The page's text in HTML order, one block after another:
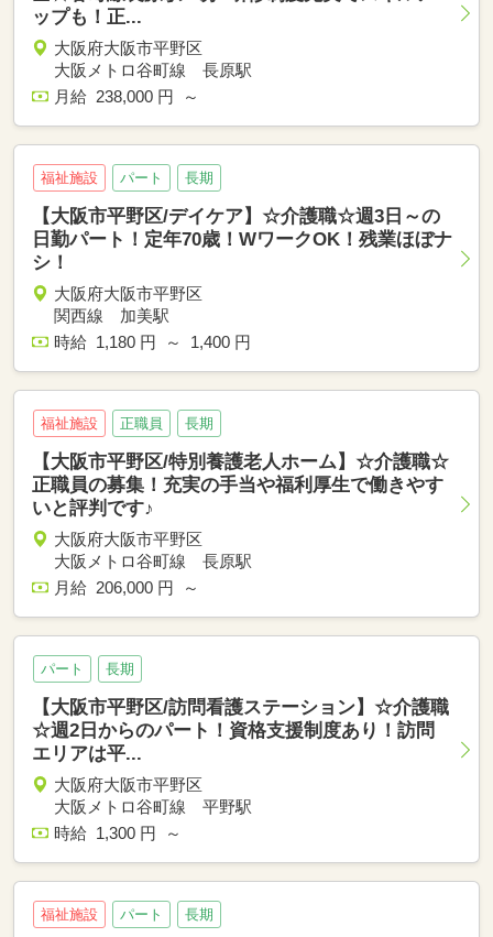
ップも！正...
大阪府大阪市平野区
大阪メトロ谷町線 長原駅
月給 238,000 円 ～
福祉施設 パート 長期
【大阪市平野区/デイケア】☆介護職☆週3日～の
日勤パート！定年70歳！WワークOK！残業ほぼナ
シ！
大阪府大阪市平野区
関西線 加美駅
時給 1,180 円 ～ 1,400 円
福祉施設 正職員 長期
【大阪市平野区/特別養護老人ホーム】☆介護職☆
正職員の募集！充実の手当や福利厚生で働きやす
いと評判です♪
大阪府大阪市平野区
大阪メトロ谷町線 長原駅
月給 206,000 円 ～
パート 長期
【大阪市平野区/訪問看護ステーション】☆介護職
☆週2日からのパート！資格支援制度あり！訪問
エリアは平...
大阪府大阪市平野区
大阪メトロ谷町線 平野駅
時給 1,300 円 ～
福祉施設 パート 長期